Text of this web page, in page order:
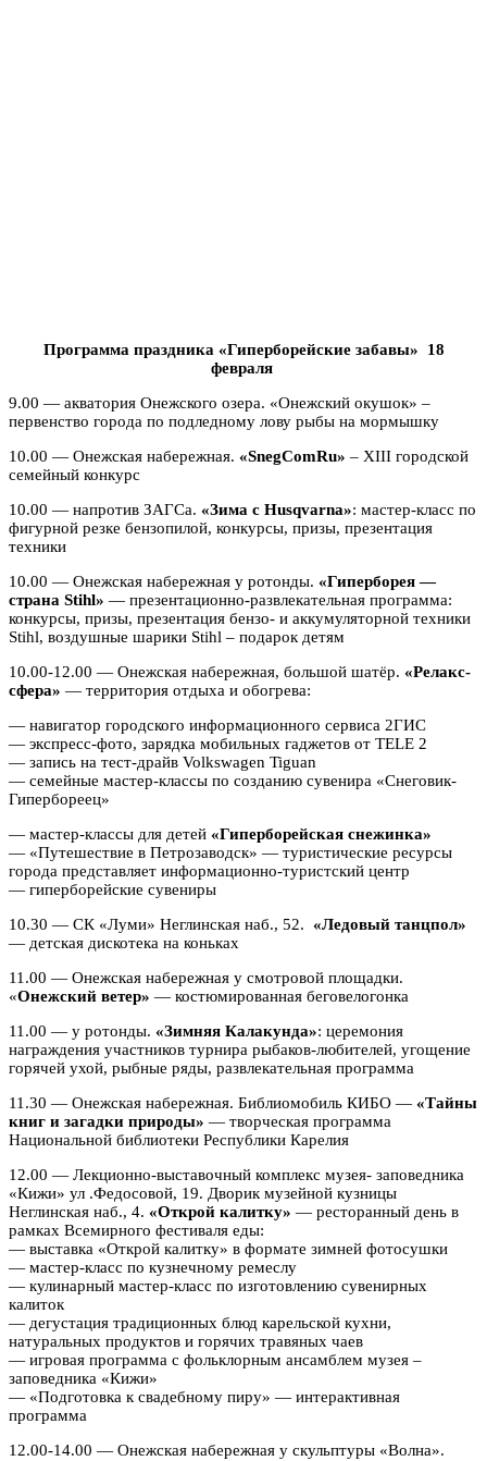
Программа праздника «Гиперборейские забавы» 18
февраля
9.00 — акватория Онежского озера. «Онежский окушок» –
первенство города по подледному лову рыбы на мормышку
10.00 — Онежская набережная. «SnegComRu» – XIII городской
семейный конкурс
10.00 — напротив ЗАГСа. «Зима с Husqvarna»: мастер-класс по
фигурной резке бензопилой, конкурсы, призы, презентация
техники
10.00 — Онежская набережная у ротонды. «Гиперборея —
страна Stihl» — презентационно-развлекательная программа:
конкурсы, призы, презентация бензо- и аккумуляторной техники
Stihl, воздушные шарики Stihl – подарок детям
10.00-12.00 — Онежская набережная, большой шатёр. «Релакс-
сфера» — территория отдыха и обогрева:
— навигатор городского информационного сервиса 2ГИС
— экспресс-фото, зарядка мобильных гаджетов от TELE 2
— запись на тест-драйв Volkswagen Tiguan
— семейные мастер-классы по созданию сувенира «Снеговик-
Гипербореец»
— мастер-классы для детей «Гиперборейская снежинка»
— «Путешествие в Петрозаводск» — туристические ресурсы
города представляет информационно-туристский центр
— гиперборейские сувениры
10.30 — СК «Луми» Неглинская наб., 52. «Ледовый танцпол»
— детская дискотека на коньках
11.00 — Онежская набережная у смотровой площадки.
«Онежский ветер» — костюмированная беговелогонка
11.00 — у ротонды. «Зимняя Калакунда»: церемония
награждения участников турнира рыбаков-любителей, угощение
горячей ухой, рыбные ряды, развлекательная программа
11.30 — Онежская набережная. Библиомобиль КИБО — «Тайны
книг и загадки природы» — творческая программа
Национальной библиотеки Республики Карелия
12.00 — Лекционно-выставочный комплекс музея- заповедника
«Кижи» ул .Федосовой, 19. Дворик музейной кузницы
Неглинская наб., 4. «Открой калитку» — ресторанный день в
рамках Всемирного фестиваля еды:
— выставка «Открой калитку» в формате зимней фотосушки
— мастер-класс по кузнечному ремеслу
— кулинарный мастер-класс по изготовлению сувенирных
калиток
— дегустация традиционных блюд карельской кухни,
натуральных продуктов и горячих травяных чаев
— игровая программа с фольклорным ансамблем музея –
заповедника «Кижи»
— «Подготовка к свадебному пиру» — интерактивная
программа
12.00-14.00 — Онежская набережная у скульптуры «Волна».